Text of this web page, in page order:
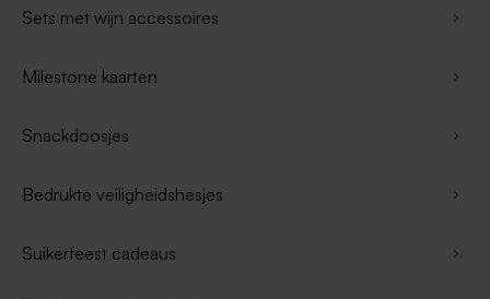
Sets met wijn accessoires
Milestone kaarten
Snackdoosjes
Bedrukte veiligheidshesjes
Suikerfeest cadeaus